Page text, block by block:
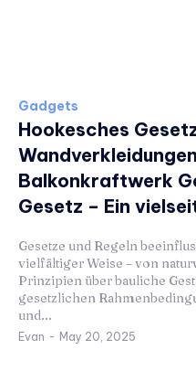
Gadgets
Hookesches
Balkonkraftwerk
Gesetz – Ein
Gesetze und Regeln
vielfältiger Weise – von
Prinzipien über bauliche
gesetzlichen
und...
Evan - May 20, 2025